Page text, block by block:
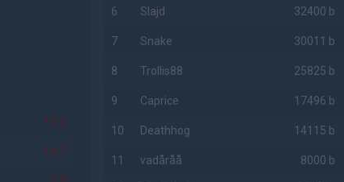
16-5
16-2
6 Slajd 32400 b
7 Snake 30011 b
8 Trollis88 25825 b
9 Caprice 17496 b
10 Deathhog 14115 b
11 vadåråå 8000 b